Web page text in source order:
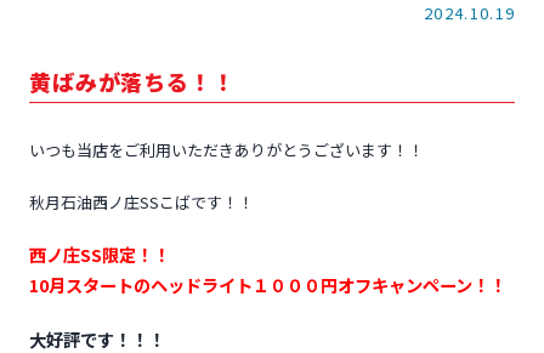
2024.10.19
黄ばみが落ちる！！
いつも当店をご利用いただきありがとうございます！！
秋月石油西ノ庄SSこばです！！
西ノ庄SS限定！！
10月スタートのヘッドライト１０００円オフキャンペーン！！
大好評です！！！